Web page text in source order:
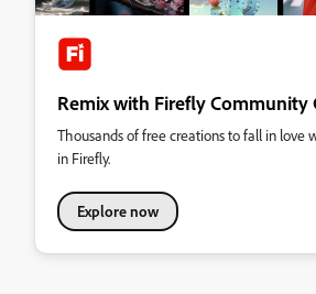
Remix with Firefly Community
Thousands of free creations to fall in love
in Firefly.
Explore now